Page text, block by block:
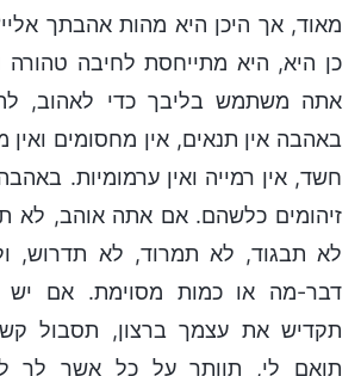
מאוד, אך היכן היא מהות אהבתך
כן היא, היא מתייחסת לחיבה
אתה משתמש בליבך כדי לאהוב,
באהבה אין תנאים, אין מחסומים
חשד, אין רמייה ואין ערמומיות.
זיהומים כלשהם. אם אתה אוהב, לא
לא תבגוד, לא תמרוד, לא תדרוש,
דבר-מה או כמות מסוימת. אם
תקדיש את עצמך ברצון, תסבול
תואם לי, תוותר על כל אשר לך